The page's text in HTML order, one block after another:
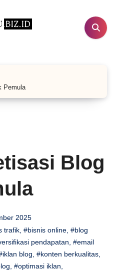
Pemula
Blog
2025
trafik, #bisnis online, #blog
pendapatan, #email
blog, #konten berkualitas,
, #optimasi iklan,